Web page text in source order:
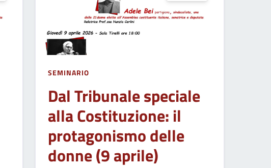
SEMINARIO
Dal Tribunale speciale
alla Costituzione: il
protagonismo delle
donne (9 aprile)